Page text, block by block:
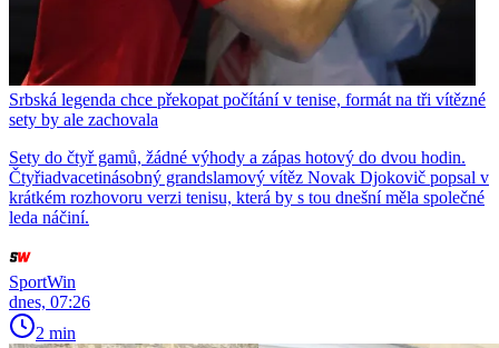
Srbská legenda chce překopat počítání v tenise, formát na tři vítězné
sety by ale zachovala
Sety do čtyř gamů, žádné výhody a zápas hotový do dvou hodin.
Čtyřiadvacetinásobný grandslamový vítěz Novak Djokovič popsal v
krátkém rozhovoru verzi tenisu, která by s tou dnešní měla společné
leda náčiní.
SportWin
dnes, 07:26
2 min